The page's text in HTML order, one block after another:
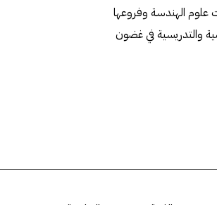
علوم الهندسة وفروعها
والتدريسية في غضون